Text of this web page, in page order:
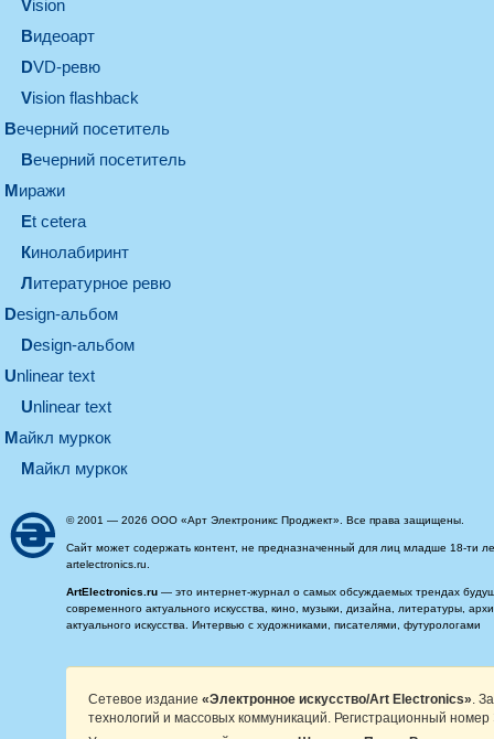
vision
видеоарт
DVD-ревю
Vision flashback
вечерний посетитель
вечерний посетитель
миражи
et cetera
кинолабиринт
литературное ревю
design-альбом
design-альбом
unlinear text
Unlinear text
майкл муркок
майкл муркок
© 2001 — 2026 ООО «Арт Электроникс Проджект». Все права защищены.
Сайт может содержать контент, не предназначенный для лиц младше 18-ти
artelectronics.ru.
ArtElectronics.ru — это интернет-журнал о самых обсуждаемых трендах
современного актуального искусства, кино, музыки, дизайна, литературы,
актуального искусства. Интервью с художниками, писателями, футурологами
Сетевое издание «Электронное искусство/Art Electronics» .
технологий и массовых коммуникаций. Регистрационный